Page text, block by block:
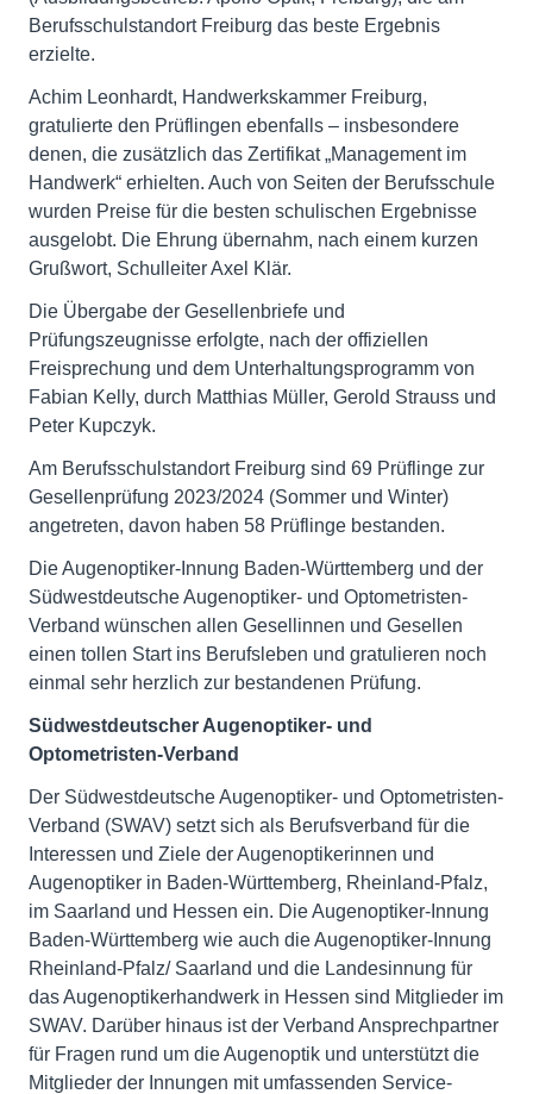
Berufsschulstandort Freiburg das beste Ergebnis
erzielte.
Achim Leonhardt, Handwerkskammer Freiburg,
gratulierte den Prüflingen ebenfalls – insbesondere
denen, die zusätzlich das Zertifikat „Management im
Handwerk“ erhielten. Auch von Seiten der Berufsschule
wurden Preise für die besten schulischen Ergebnisse
ausgelobt. Die Ehrung übernahm, nach einem kurzen
Grußwort, Schulleiter Axel Klär.
Die Übergabe der Gesellenbriefe und
Prüfungszeugnisse erfolgte, nach der offiziellen
Freisprechung und dem Unterhaltungsprogramm von
Fabian Kelly, durch Matthias Müller, Gerold Strauss und
Peter Kupczyk.
Am Berufsschulstandort Freiburg sind 69 Prüflinge zur
Gesellenprüfung 2023/2024 (Sommer und Winter)
angetreten, davon haben 58 Prüflinge bestanden.
Die Augenoptiker-Innung Baden-Württemberg und der
Südwestdeutsche Augenoptiker- und Optometristen-
Verband wünschen allen Gesellinnen und Gesellen
einen tollen Start ins Berufsleben und gratulieren noch
einmal sehr herzlich zur bestandenen Prüfung.
Südwestdeutscher Augenoptiker- und
Optometristen-Verband
Der Südwestdeutsche Augenoptiker- und Optometristen-
Verband (SWAV) setzt sich als Berufsverband für die
Interessen und Ziele der Augenoptikerinnen und
Augenoptiker in Baden-Württemberg, Rheinland-Pfalz,
im Saarland und Hessen ein. Die Augenoptiker-Innung
Baden-Württemberg wie auch die Augenoptiker-Innung
Rheinland-Pfalz/ Saarland und die Landesinnung für
das Augenoptikerhandwerk in Hessen sind Mitglieder im
SWAV. Darüber hinaus ist der Verband Ansprechpartner
für Fragen rund um die Augenoptik und unterstützt die
Mitglieder der Innungen mit umfassenden Service-